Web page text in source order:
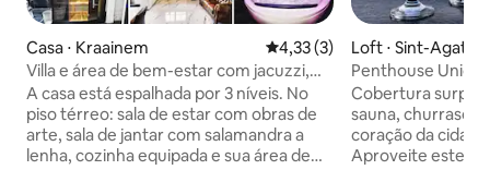
Casa ⋅ Kraainem 4,33 de uma avaliação média
4,33 (3)
Villa e área de bem-estar com jacuzzi,
sauna e maca de massagem
A casa está espalhada por 3 níveis. No
piso térreo: sala de estar com obras de
arte, sala de jantar com salamandra a
lenha, cozinha equipada e sua área de
Loft ⋅ Sint-
Penthouse
Sauna Jacuzzi
Cobertura
sauna,
coração da
Aproveite este